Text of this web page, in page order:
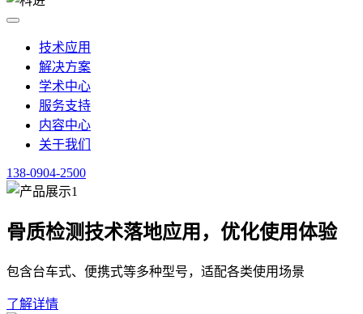
技术应用
解决方案
学术中心
服务支持
内容中心
关于我们
138-0904-2500
骨质检测技术落地应用，优化使用体验
包含台车式、便携式等多种型号，适配各类使用场景
了解详情